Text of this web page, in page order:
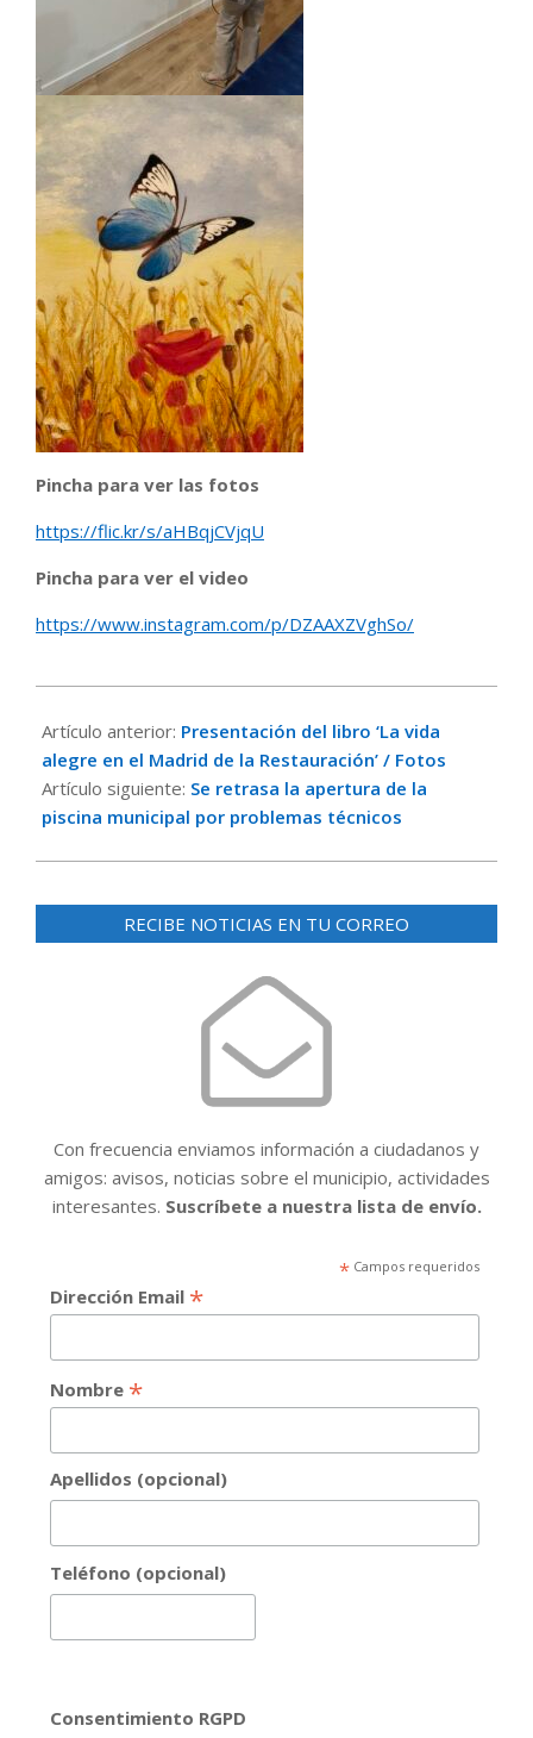
Pincha para ver las fotos
https://flic.kr/s/aHBqjCVjqU
Pincha para ver el video
https://www.instagram.com/p/DZAAXZVghSo/
05-
31
Artículo anterior: Presentación del libro ‘La vida
alegre en el Madrid de la Restauración’ / Fotos
Artículo siguiente: Se retrasa la apertura de la
piscina municipal por problemas técnicos
RECIBE NOTICIAS EN TU CORREO
Con frecuencia enviamos información a ciudadanos y
amigos: avisos, noticias sobre el municipio, actividades
interesantes. Suscríbete a nuestra lista de envío.
*Campos requeridos
Dirección Email *
Nombre *
Apellidos (opcional)
Teléfono (opcional)
Consentimiento RGPD